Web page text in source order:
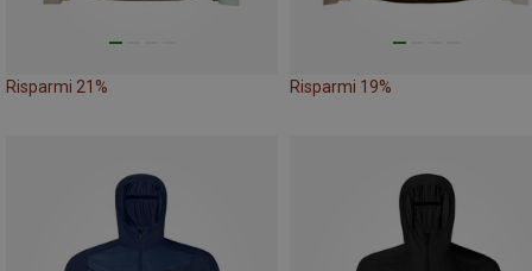
Risparmi 21% Risparmi 19%